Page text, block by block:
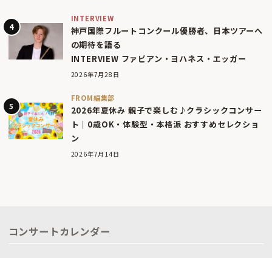
INTERVIEW
神戸国際フルートコンクール優勝者、日本ツアーへ
の期待を語る
INTERVIEW ファビアン・ヨハネス・エッガー
2026年7月28日
FROM編集部
2026年夏休み 親子で楽しむ♪クラシックコンサー
ト｜0歳OK・体験型・本格派 おすすめセレクショ
ン
2026年7月14日
コンサートカレンダー